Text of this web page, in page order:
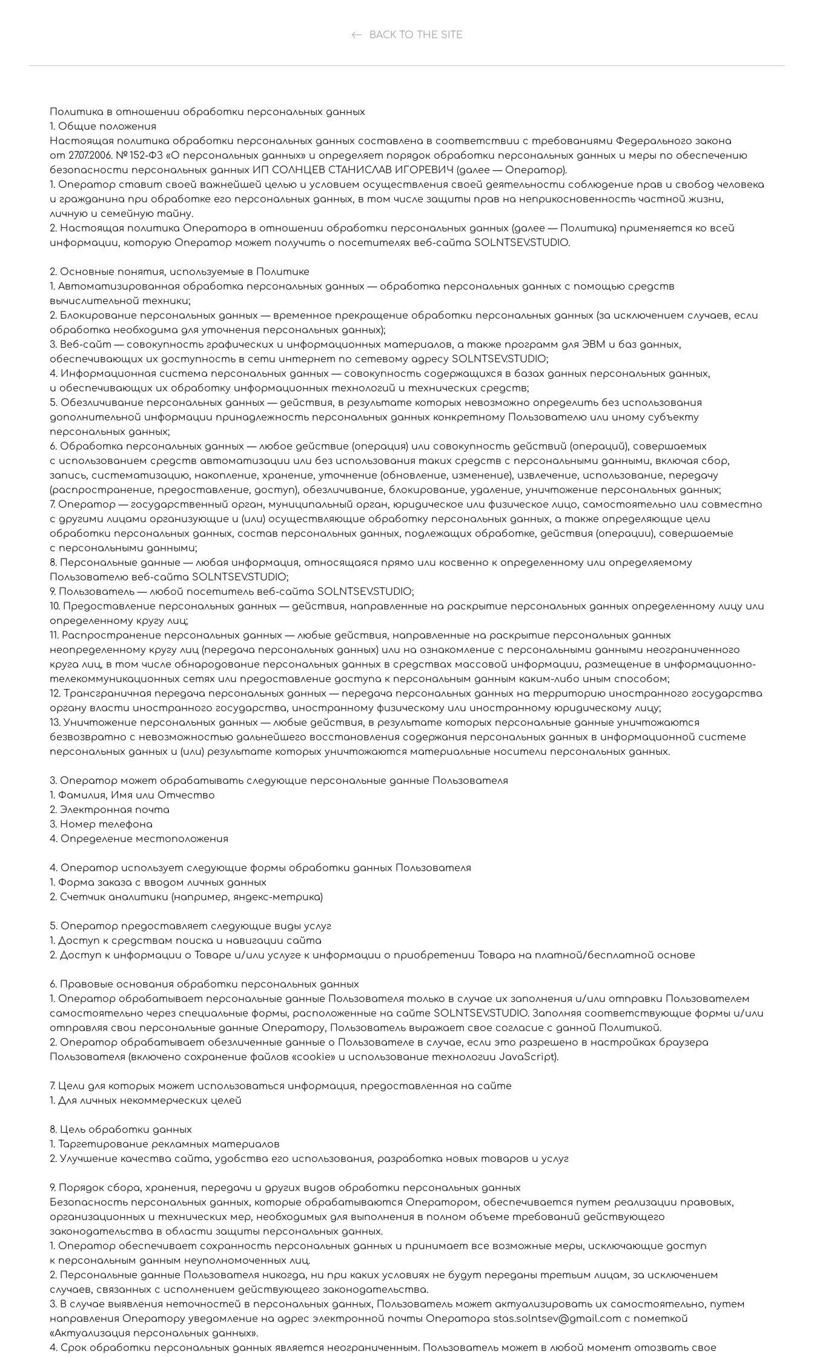
BACK TO THE SITE
Политика в отношении обработки персональных данных
1. Общие положения
Настоящая политика обработки персональных данных составлена в соответствии с требованиями Федерального закона
от 27.07.2006. № 152-ФЗ «О персональных данных» и определяет порядок обработки персональных данных и меры по обеспечению
безопасности персональных данных ИП СОЛНЦЕВ СТАНИСЛАВ ИГОРЕВИЧ (далее — Оператор).
1. Оператор ставит своей важнейшей целью и условием осуществления своей деятельности соблюдение прав и свобод человека
и гражданина при обработке его персональных данных, в том числе защиты прав на неприкосновенность частной жизни,
личную и семейную тайну.
2. Настоящая политика Оператора в отношении обработки персональных данных (далее — Политика) применяется ко всей
информации, которую Оператор может получить о посетителях веб-сайта SOLNTSEV.STUDIO.
2. Основные понятия, используемые в Политике
1. Автоматизированная обработка персональных данных — обработка персональных данных с помощью средств
вычислительной техники;
2. Блокирование персональных данных — временное прекращение обработки персональных данных (за исключением случаев, если
обработка необходима для уточнения персональных данных);
3. Веб-сайт — совокупность графических и информационных материалов, а также программ для ЭВМ и баз данных,
обеспечивающих их доступность в сети интернет по сетевому адресу SOLNTSEV.STUDIO;
4. Информационная система персональных данных — совокупность содержащихся в базах данных персональных данных,
и обеспечивающих их обработку информационных технологий и технических средств;
5. Обезличивание персональных данных — действия, в результате которых невозможно определить без использования
дополнительной информации принадлежность персональных данных конкретному Пользователю или иному субъекту
персональных данных;
6. Обработка персональных данных — любое действие (операция) или совокупность действий (операций), совершаемых
с использованием средств автоматизации или без использования таких средств с персональными данными, включая сбор,
запись, систематизацию, накопление, хранение, уточнение (обновление, изменение), извлечение, использование, передачу
(распространение, предоставление, доступ), обезличивание, блокирование, удаление, уничтожение персональных данных;
7. Оператор — государственный орган, муниципальный орган, юридическое или физическое лицо, самостоятельно или совместно
с другими лицами организующие и (или) осуществляющие обработку персональных данных, а также определяющие цели
обработки персональных данных, состав персональных данных, подлежащих обработке, действия (операции), совершаемые
с персональными данными;
8. Персональные данные — любая информация, относящаяся прямо или косвенно к определенному или определяемому
Пользователю веб-сайта SOLNTSEV.STUDIO;
9. Пользователь — любой посетитель веб-сайта SOLNTSEV.STUDIO;
10. Предоставление персональных данных — действия, направленные на раскрытие персональных данных определенному лицу или
определенному кругу лиц;
11. Распространение персональных данных — любые действия, направленные на раскрытие персональных данных
неопределенному кругу лиц (передача персональных данных) или на ознакомление с персональными данными неограниченного
круга лиц, в том числе обнародование персональных данных в средствах массовой информации, размещение в информационно-
телекоммуникационных сетях или предоставление доступа к персональным данным каким-либо иным способом;
12. Трансграничная передача персональных данных — передача персональных данных на территорию иностранного государства
органу власти иностранного государства, иностранному физическому или иностранному юридическому лицу;
13. Уничтожение персональных данных — любые действия, в результате которых персональные данные уничтожаются
безвозвратно с невозможностью дальнейшего восстановления содержания персональных данных в информационной системе
персональных данных и (или) результате которых уничтожаются материальные носители персональных данных.
3. Оператор может обрабатывать следующие персональные данные Пользователя
1. Фамилия, Имя или Отчество
2. Электронная почта
3. Номер телефона
4. Определение местоположения
4. Оператор использует следующие формы обработки данных Пользователя
1. Форма заказа с вводом личных данных
2. Счетчик аналитики (например, яндекс-метрика)
5. Оператор предоставляет следующие виды услуг
1. Доступ к средствам поиска и навигации сайта
2. Доступ к информации о Товаре и/или услуге к информации о приобретении Товара на платной/бесплатной основе
6. Правовые основания обработки персональных данных
1. Оператор обрабатывает персональные данные Пользователя только в случае их заполнения и/или отправки Пользователем
самостоятельно через специальные формы, расположенные на сайте SOLNTSEV.STUDIO. Заполняя соответствующие формы и/или
отправляя свои персональные данные Оператору, Пользователь выражает свое согласие с данной Политикой.
2. Оператор обрабатывает обезличенные данные о Пользователе в случае, если это разрешено в настройках браузера
Пользователя (включено сохранение файлов «cookie» и использование технологии JavaScript).
7. Цели для которых может использоваться информация, предоставленная на сайте
1. Для личных некоммерческих целей
8. Цель обработки данных
1. Таргетирование рекламных материалов
2. Улучшение качества сайта, удобства его использования, разработка новых товаров и услуг
9. Порядок сбора, хранения, передачи и других видов обработки персональных данных
Безопасность персональных данных, которые обрабатываются Оператором, обеспечивается путем реализации правовых,
организационных и технических мер, необходимых для выполнения в полном объеме требований действующего
законодательства в области защиты персональных данных.
1. Оператор обеспечивает сохранность персональных данных и принимает все возможные меры, исключающие доступ
к персональным данным неуполномоченных лиц.
2. Персональные данные Пользователя никогда, ни при каких условиях не будут переданы третьим лицам, за исключением
случаев, связанных с исполнением действующего законодательства.
3. В случае выявления неточностей в персональных данных, Пользователь может актуализировать их самостоятельно, путем
направления Оператору уведомление на адрес электронной почты Оператора stas.solntsev@gmail.com с пометкой
«Актуализация персональных данных».
4. Срок обработки персональных данных является неограниченным. Пользователь может в любой момент отозвать свое